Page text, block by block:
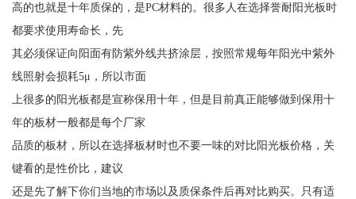
高的也就是十年质保的，是PC材料的。很多人在选择誉耐阳光板时
都要求使用寿命长，先
其必须保证向阳面有防紫外线共挤涂层，按照常规每年阳光中紫外
线照射会损耗5μ，所以市面
上很多的阳光板都是宣称保用十年，但是目前真正能够做到保用十
年的板材一般都是每个厂家
品质的板材，所以在选择板材时也不要一味的对比阳光板价格，关
键看的是性价比，建议
还是先了解下你们当地的市场以及质保条件后再对比购买。只有适